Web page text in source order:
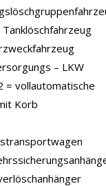
– LKW
= vollautomatische
Korb